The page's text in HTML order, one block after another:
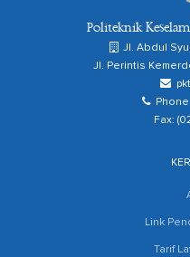
Politeknik
Jl. Abdul
Jl. Perintis
Phone:
Fax:
Link
Tarif